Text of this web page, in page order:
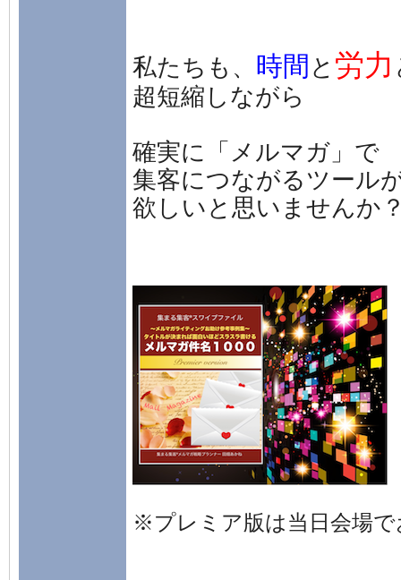
私たちも、 時間 と 労力
超短縮しながら
確実に「メルマガ」で
集客につながるツール
欲しいと思いませんか
※プレミア版は当日会場